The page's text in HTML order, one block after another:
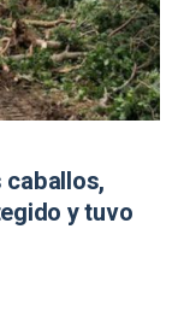
caballos,
y tuvo